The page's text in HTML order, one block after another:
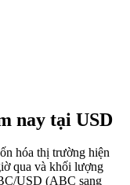
nay tại USD
hóa thị trường hiện
qua và khối lượng
USD (ABC sang